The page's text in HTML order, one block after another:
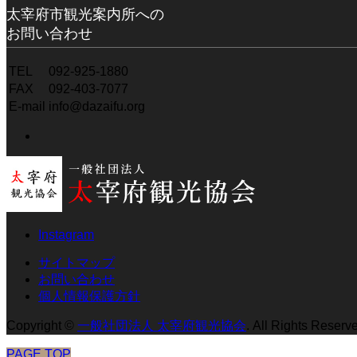
太宰府市観光案内所への
お問い合わせ
TEL
092-925-1880
FAX
092-403-7077
E-mail
info@dazaifu.org
Instagram
サイトマップ
お問い合わせ
個人情報保護方針
Copyright © 一般社団法人 太宰府観光協会. All Rights
PAGE TOP